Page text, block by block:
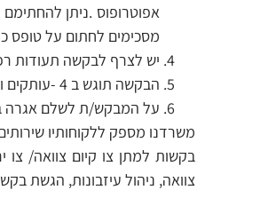
אפוטרופוס .ניתן
מסכימים לחתום על טופס
יש לצרף לבקשה תעודות
הבקשה תוגש ב 4 -עותקים ועותק נוסף לכל משיב נוסף.
על המבקש/ת לשלם אגרה
משרדנו מספק ללקוחותיו
בקשות למתן צו קיום צוואה/ צו
צוואה, ניהול עיזבונות, הגשת